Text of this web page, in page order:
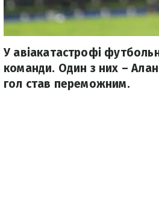
У авіакатастрофі
команди. Один з них –
гол став переможним.